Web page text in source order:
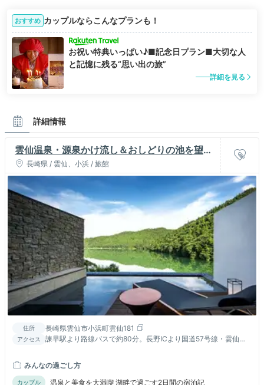
おすすめ カップルならこんなプランも！
お祝い特典いっぱい♪■記念日プラン■大切な人
と記憶に残る“思い出の旅”
詳細を見る
詳細情報
雲仙温泉・源泉かけ流し＆おしどりの池を望む
美食の宿 東園
長崎県 / 雲仙、小浜 / 旅館
住所 長崎県雲仙市小浜町雲仙181
アクセス
諫早駅より路線バスで約80分。長野ICより国道57号線・雲仙方
みんなの過ごし方
カップル 温泉と美食を大満喫 湖畔で過ごす2日間の宿泊記